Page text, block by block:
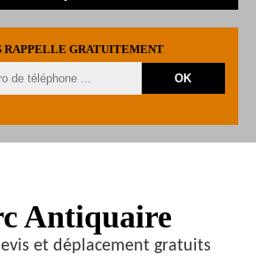
RAPPELLE GRATUITEMENT
Antiquaire
et déplacement gratuits